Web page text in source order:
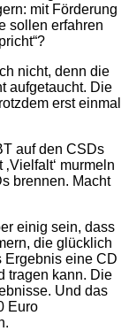
mit Förderung
sollen erfahren
nicht, denn die
aufgetaucht. Die
erst einmal
auf den CSDs
murmeln
brennen. Macht
einig sein, dass
die glücklich
Ergebnis eine CD
tragen kann. Die
Und das
Euro